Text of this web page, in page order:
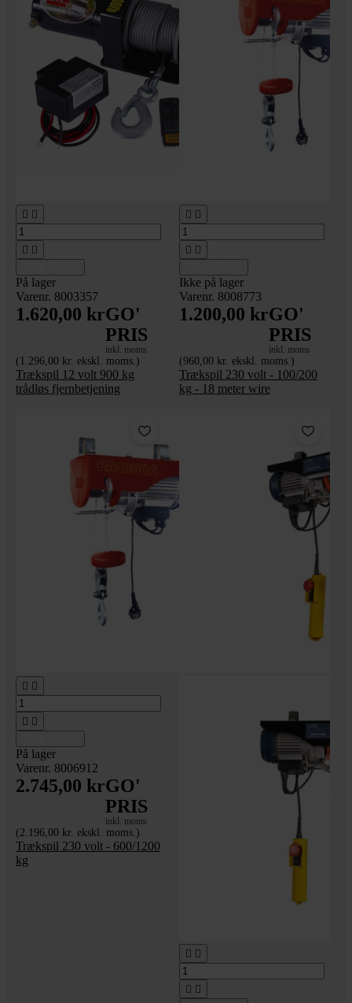
 
 
På lager
Varenr. 8003357
1.620,00 krGO'
PRIS
inkl. moms
(1.296,00 kr. ekskl. moms.)
Trækspil 12 volt 900 kg
trådløs fjernbetjening
 
 
Ikke på lager
Varenr. 8008773
1.200,00 krGO'
PRIS
inkl. moms
(960,00 kr. ekskl. moms.)
Trækspil 230 volt - 100/200
kg - 18 meter wire
 
 
På lager
Varenr. 8006912
2.745,00 krGO'
PRIS
inkl. moms
(2.196,00 kr. ekskl. moms.)
Trækspil 230 volt - 600/1200
kg
 
 